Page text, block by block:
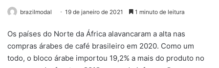
brazilmodal 19 de janeiro de 2021 1 minuto de leitura
Os países do Norte da África alavancaram a alta nas
compras árabes de café brasileiro em 2020. Como um
todo, o bloco árabe importou 19,2% a mais do produto no